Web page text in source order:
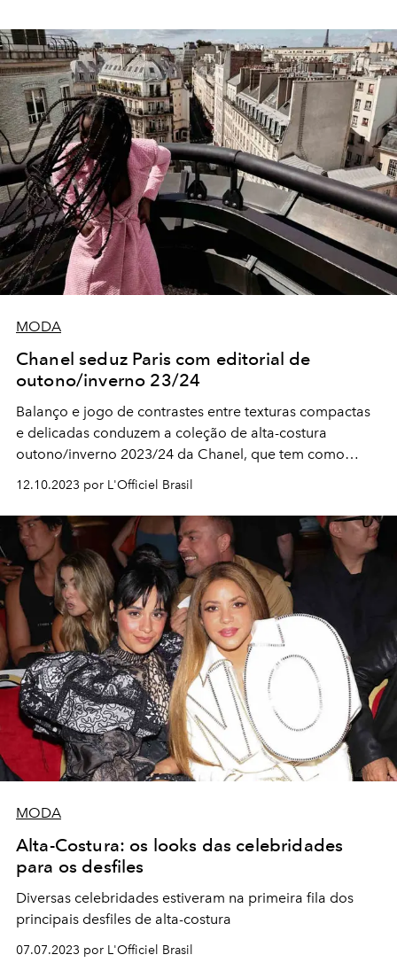
MODA
Chanel seduz Paris com editorial de
outono/inverno 23/24
Balanço e jogo de contrastes entre texturas compactas
e delicadas conduzem a coleção de alta-costura
outono/inverno 2023/24 da Chanel, que tem como
musa a parisiense
12.10.2023 por L'Officiel Brasil
MODA
Alta-Costura: os looks das celebridades
para os desfiles
Diversas celebridades estiveram na primeira fila dos
principais desfiles de alta-costura
07.07.2023 por L'Officiel Brasil